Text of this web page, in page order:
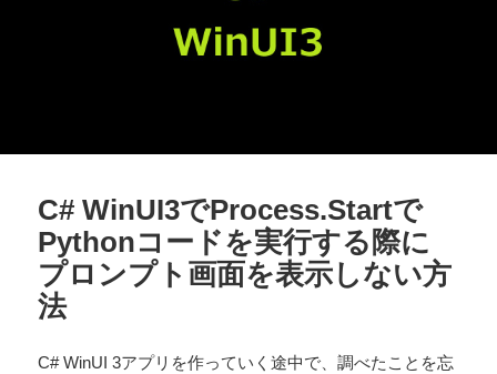
C# WinUI3でProcess.Startで
Pythonコードを実行する際に
プロンプト画面を表示しない方
法
C# WinUI 3アプリを作っていく途中で、調べたことを忘